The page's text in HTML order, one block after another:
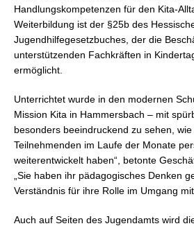
Handlungskompetenzen für den Kita-
Weiterbildung ist der §25b des
Jugendhilfegesetzbuches, der die
unterstützenden Fachkräften in
ermöglicht.
Unterrichtet wurde in den modernen
Mission Kita in Hammersbach – mit
besonders beeindruckend zu sehen,
Teilnehmenden im Laufe der Monate
weiterentwickelt haben“, betonte
„Sie haben ihr pädagogisches Denken
Verständnis für ihre Rolle im Umgang
Auch auf Seiten des Jugendamts wird